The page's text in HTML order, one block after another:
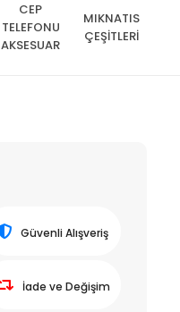
CEP
TELEFONU
AKSESUAR
MIKNATIS
ÇEŞİTLERİ
Güvenli Alışveriş
İade ve Değişim